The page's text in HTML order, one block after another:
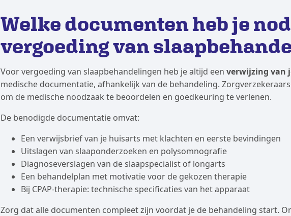
Welke documenten heb je
vergoeding van
Voor vergoeding van slaapbehandelingen heb je altijd eenverwijzing van
medische documentatie, afhankelijk van de behandeling.
om de medische noodzaak te beoordelen en goedkeuring te verlenen.
De benodigde documentatie omvat:
Een verwijsbrief van je huisarts met klachten en eerste bevindingen
Uitslagen van slaaponderzoeken en polysomnografie
Diagnoseverslagen van de slaapspecialist of longarts
Een behandelplan met motivatie voor de gekozen therapie
Bij CPAP-therapie: technische specificaties van het apparaat
Zorg dat alle documenten compleet zijn voordat je de behandeling start.